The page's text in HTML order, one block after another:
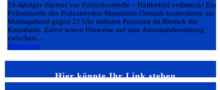
19-Jähriger flüchtet vor Polizeikontrolle – Haftbefehl vollstreckt Eine
Polizeistreife des Polizeireviers Mannheim-Oststadt kontrollierte am
Montagabend gegen 23 Uhr mehrere Personen im Bereich der
Kunsthalle. Zuvor waren Hinweise auf eine Auseinandersetzung
zwischen...
Weiterlesen
Hier könnte Ihr Link stehen